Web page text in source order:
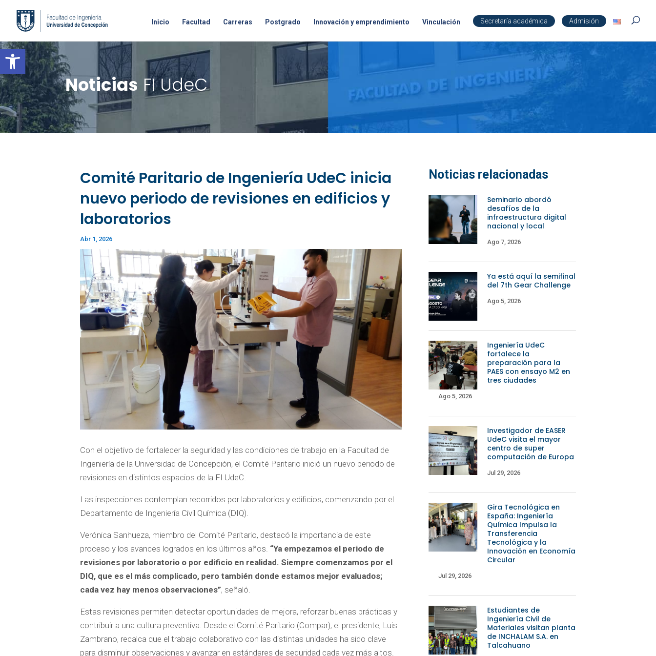
Open toolbar
Inicio Facultad Carreras Postgrado Innovación y emprendimiento Vinculación Secretaría académica Admisión
Noticias FI UdeC
Comité Paritario de Ingeniería UdeC inicia
nuevo periodo de revisiones en edificios y
laboratorios
Abr 1, 2026
Con el objetivo de fortalecer la seguridad y las condiciones de trabajo en la Facultad de
Ingeniería de la Universidad de Concepción, el Comité Paritario inició un nuevo periodo de
revisiones en distintos espacios de la FI UdeC.
Las inspecciones contemplan recorridos por laboratorios y edificios, comenzando por el
Departamento de Ingeniería Civil Química (DIQ).
Verónica Sanhueza, miembro del Comité Paritario, destacó la importancia de este
proceso y los avances logrados en los últimos años. “Ya empezamos el periodo de
revisiones por laboratorio o por edificio en realidad. Siempre comenzamos por el
DIQ, que es el más complicado, pero también donde estamos mejor evaluados;
cada vez hay menos observaciones”, señaló.
Estas revisiones permiten detectar oportunidades de mejora, reforzar buenas prácticas y
contribuir a una cultura preventiva. Desde el Comité Paritario (Compar), el presidente, Luis
Zambrano, recalca que el trabajo colaborativo con las distintas unidades ha sido clave
para disminuir observaciones y avanzar en estándares de seguridad cada vez más altos.
Noticias relacionadas
Seminario abordó
desafíos de la
infraestructura digital
nacional y local
Ago 7, 2026
Ya está aquí la semifinal
del 7th Gear Challenge
Ago 5, 2026
Ingeniería UdeC
fortalece la
preparación para la
PAES con ensayo M2 en
tres ciudades
Ago 5, 2026
Investigador de EASER
UdeC visita el mayor
centro de super
computación de Europa
Jul 29, 2026
Gira Tecnológica en
España: Ingeniería
Química Impulsa la
Transferencia
Tecnológica y la
Innovación en Economía
Circular
Jul 29, 2026
Estudiantes de
Ingeniería Civil de
Materiales visitan planta
de INCHALAM S.A. en
Talcahuano